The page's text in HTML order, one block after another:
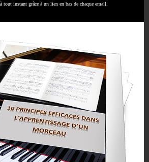
FORMATIONS SPÉCIALISÉES
tout instant grâce à un lien en bas de chaque email.